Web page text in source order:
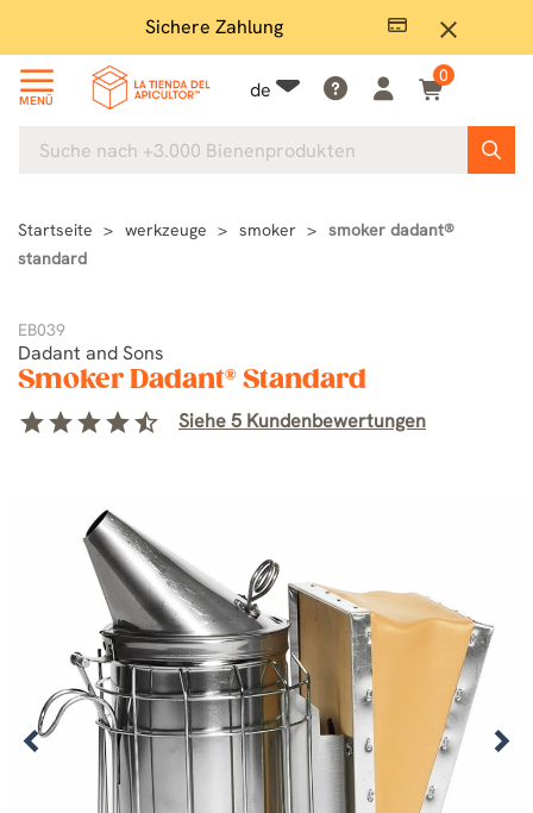
close
Sichere Zahlung
MENÜ de
0
Startseite werkzeuge smoker
smoker dadant®
standard
EB039
Dadant and Sons
Smoker Dadant® Standard
starstarstarstarstar_half Siehe 5 Kundenbewertungen